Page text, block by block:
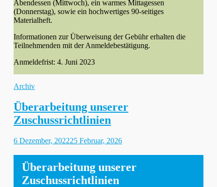
Abendessen (Mittwoch), ein warmes Mittagessen
(Donnerstag), sowie ein hochwertiges 90-seitiges
Materialheft.
Informationen zur Überweisung der Gebühr erhalten die
Teilnehmenden mit der Anmeldebestätigung.
Anmeldefrist: 4. Juni 2023
Kategorien
Archiv
Überarbeitung unserer
Zuschussrichtlinien
Gepostet
6 Dezember, 202225 Februar, 2026
Überarbeitung unserer
Zuschussrichtlinien